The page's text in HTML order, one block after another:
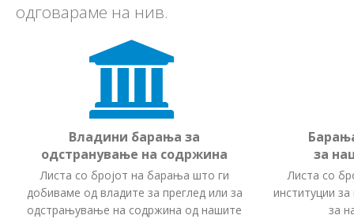
одговараме на нив.
Владини барања за
одстранување на содржина
Листа со бројот на барања што ги
добиваме од владите за преглед или за
одстрањување на содржина од нашите
за
Листа со
институции
за